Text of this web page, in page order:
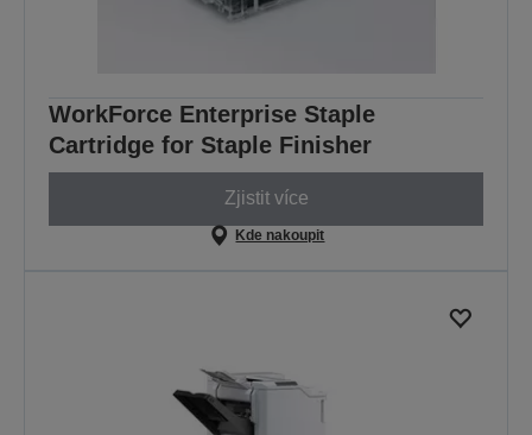
WorkForce Enterprise Staple
Cartridge for Staple Finisher
Zjistit více
Kde nakoupit